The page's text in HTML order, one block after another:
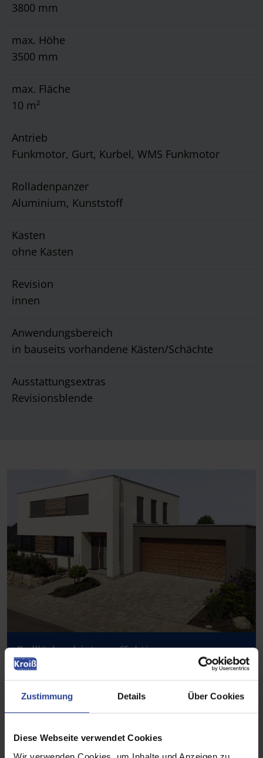
Zustimmung Details Über Cookies
Diese Webseite verwendet Cookies
3800 mm
max. Höhe
3500 mm
max. Fläche
10 m²
Antrieb
Funkmotor, Gurt, Kurbel, WMS Funkmotor
Rolladenpanzer
Aluminium, Kunststoff
Kasten
ohne Kasten
Revision
innen
Anwendungsbereich
in bauseits vorhandene Kästen/Schächte
Ausstattungsextras
Revisionsblende
Rollläden bieten effektiven
Sonnenschutz und sorgen für mehr
Privatsphäre und ein angenehmes
Raumklima.